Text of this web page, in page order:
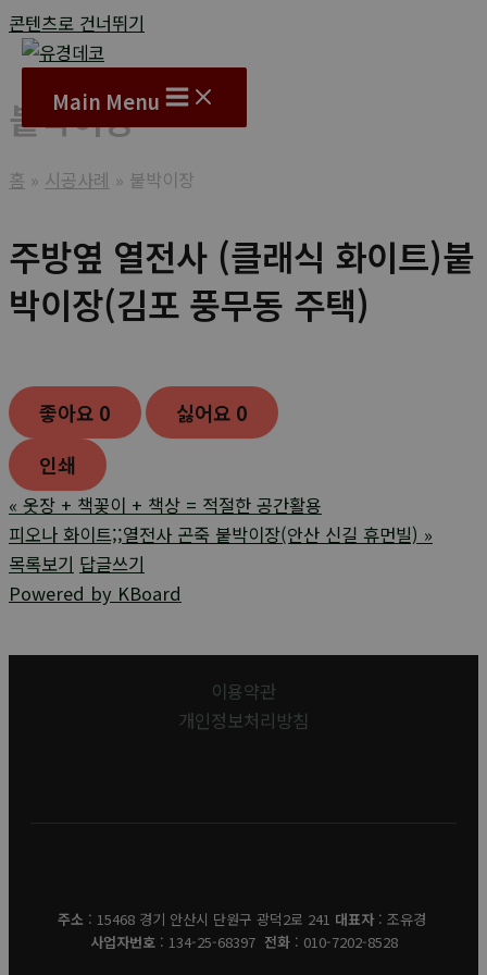
콘텐츠로 건너뛰기
Main Menu
붙박이장
홈 시공사례 붙박이장
주방옆 열전사 (클래식 화이트)붙
박이장(김포 풍무동 주택)
좋아요 0 싫어요 0
인쇄
« 옷장 + 책꽃이 + 책상 = 적절한 공간활용
피오나 화이트;;열전사 곤죽 붙박이장(안산 신길 휴먼빌) »
목록보기 답글쓰기
Powered by KBoard
이용약관
개인정보처리방침
주소 : 15468 경기 안산시 단원구 광덕2로 241 대표자: 조유경
사업자번호: 134-25-68397 전화: 010-7202-8528